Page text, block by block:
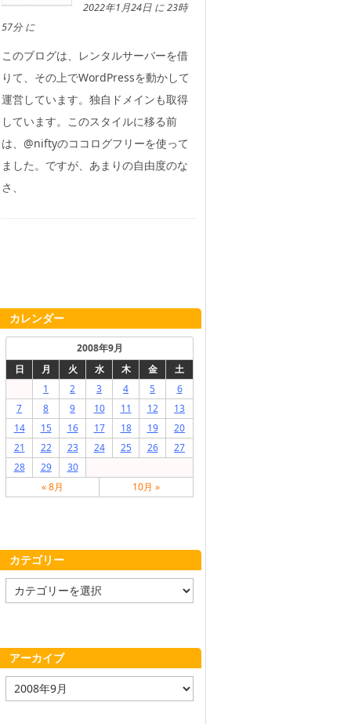
2022年1月24日 に 23時
57分 に
このブログは、レンタルサーバーを借
りて、その上でWordPressを動かして
運営しています。独自ドメインも取得
しています。このスタイルに移る前
は、@niftyのココログフリーを使って
ました。ですが、あまりの自由度のな
さ、
カレンダー
2008年9月
日
月 火 水 木 金
土
1
2 3 4 5
6
7
8 9 10 11 12
13
14
15 16 17 18 19
20
21
22 23 24 25 26
27
28
29
30
« 8月
10月 »
カテゴリー
テ
ー
アーカイブ
ア
ー